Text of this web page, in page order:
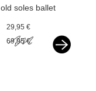
old soles ballet
29,95 €
69,95 €